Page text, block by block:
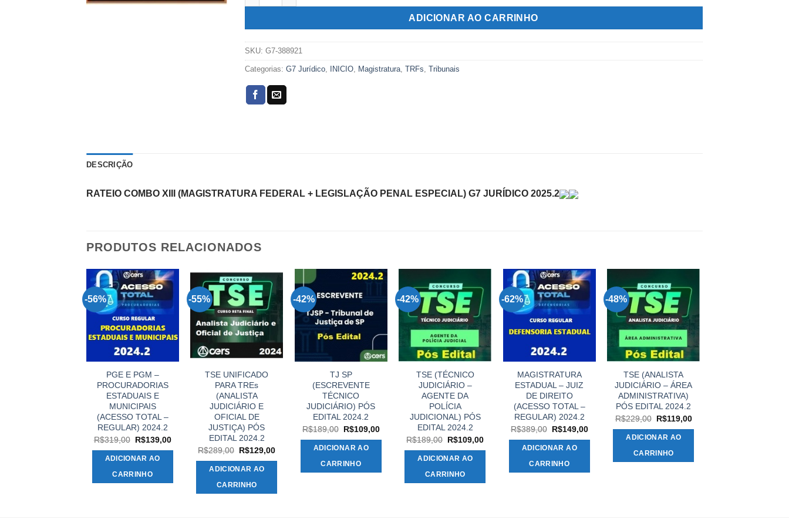
R$369,00.R$159,00.
ADICIONAR AO CARRINHO
SKU: G7-388921
Categorias: G7 Jurídico INICIO Magistratura TRFs Tribunais
DESCRIÇÃO
RATEIO COMBO XIII (MAGISTRATURA FEDERAL + LEGISLAÇÃO PENAL ESPECIAL) G7 JURÍDICO 2025.2
PRODUTOS RELACIONADOS
-56%
PGE E PGM –
PROCURADORIAS
ESTADUAIS E
MUNICIPAIS
(ACESSO TOTAL –
REGULAR) 2024.2
R$319,00 O
original
era:
R$319,00.
R$139,00O
R$139,00.
ADICIONAR AO
CARRINHO
-55%
TSE UNIFICADO
PARA TREs
(ANALISTA
JUDICIÁRIO E
OFICIAL DE
JUSTIÇA) PÓS
EDITAL 2024.2
R$289,00 O
original
era:
R$289,00.
R$129,00O
ADICIONAR AO
CARRINHO
-42%
TJ SP
(ESCREVENTE
TÉCNICO
JUDICIÁRIO) PÓS
EDITAL 2024.2
R$189,00 O
original
era:
R$189,00.
R$109,00O
R$109,00.
ADICIONAR AO
CARRINHO
-42%
TSE (TÉCNICO
JUDICIÁRIO –
AGENTE DA
POLÍCIA
JUDICIONAL) PÓS
EDITAL 2024.2
R$189,00 O
original
era:
R$189,00.
R$109,00O
R$109,00.
ADICIONAR AO
CARRINHO
-62%
MAGISTRATURA
ESTADUAL – JUIZ
DE DIREITO
(ACESSO TOTAL –
REGULAR) 2024.2
R$389,00 O
original
era:
R$389,00.
R$149,00O
R$149,00.
ADICIONAR AO
CARRINHO
-48%
TSE (ANALISTA
JUDICIÁRIO – ÁREA
ADMINISTRATIVA)
PÓS EDITAL 2024.2
R$229,00 O
original
era:
R$229,00.
R$119,00O
ADICIONAR AO
CARRINHO
R$119,00.